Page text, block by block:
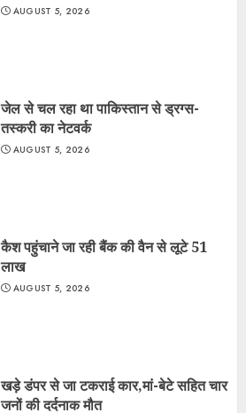
AUGUST 5, 2026
जेल से चल रहा था पाकिस्तान से ड्रग्स-
तस्करी का नेटवर्क
AUGUST 5, 2026
कैश पहुंचाने जा रही बैंक की वैन से लूटे 51
लाख
AUGUST 5, 2026
खड़े डंपर से जा टकराई कार,मां-बेटे सहित चार
जनों की दर्दनाक मौत